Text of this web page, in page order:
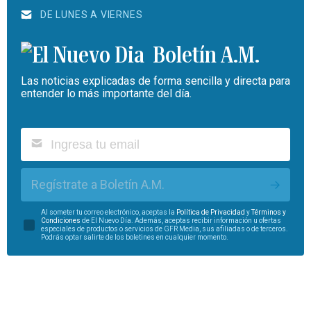
DE LUNES A VIERNES
Boletín A.M.
Las noticias explicadas de forma sencilla y directa para
entender lo más importante del día.
Regístrate a Boletín A.M.
Al someter tu correo electrónico, aceptas la Política de Privacidad y
Términos y
Condiciones de El Nuevo Día. Además, aceptas recibir información u ofertas
especiales de productos o servicios de GFR Media, sus afiliadas o de terceros.
Podrás optar salirte de los boletines en cualquier momento.